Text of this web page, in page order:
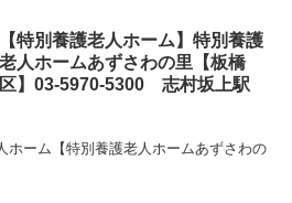
【特別養護老人ホーム】特別養護
老人ホームあずさわの里【板橋
区】03-5970‐5300 志村坂上駅
ホーム【特別養護老人ホームあずさわの